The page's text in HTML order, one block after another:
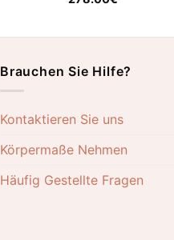
Brauchen Sie Hilfe?
Kontaktieren Sie uns
Körpermaße Nehmen
Häufig Gestellte Fragen